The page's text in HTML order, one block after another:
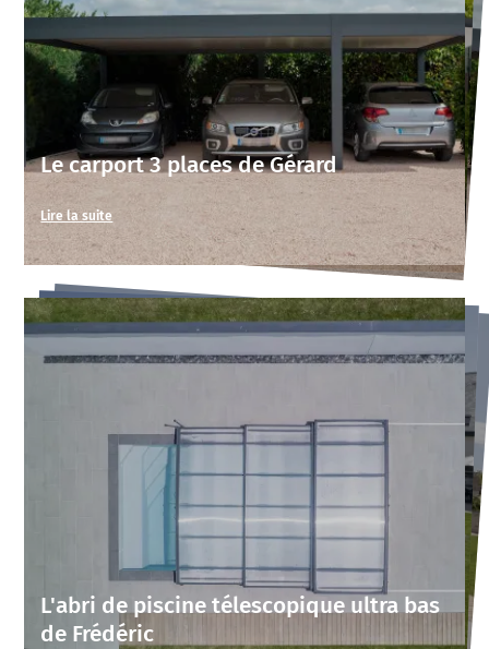
Le carport 3 places de Gérard
Lire la suite
L'abri de piscine télescopique ultra bas
de Frédéric